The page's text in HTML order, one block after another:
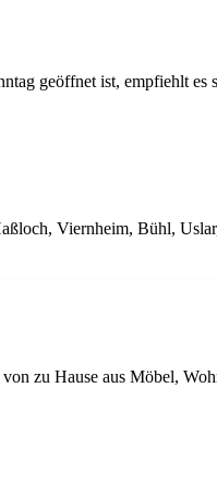
geöffnet ist, empfiehlt es
Viernheim, Bühl,
zu Hause aus Möbel,